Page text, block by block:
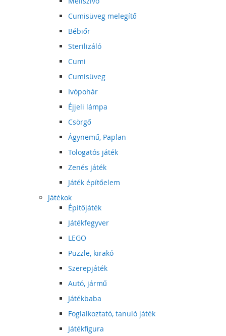
Cumisüveg melegítő
Bébiőr
Sterilizáló
Cumi
Cumisüveg
Ivópohár
Éjjeli lámpa
Csörgő
Ágynemű, Paplan
Tologatós játék
Zenés játék
Játék építőelem
Játékok
Épitőjáték
Játékfegyver
LEGO
Puzzle, kirakó
Szerepjáték
Autó, jármű
Játékbaba
Foglalkoztató, tanuló játék
Játékfigura